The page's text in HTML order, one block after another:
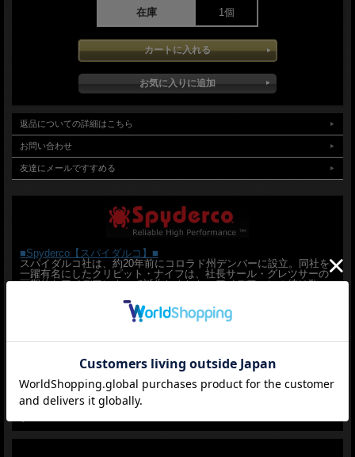
スパイダルコ社はセージの売上の5％を米アルツハイマー協会に寄付しております
Crucible Industries社の粉末冶金ハイス。高バナジウム & コバルト含有で「高硬
度」「高耐摩耗性」ナイフ用途では 極限の硬さと比類なき刃持ち を発揮
Sulfur (S):0.03
Vanadium (V):9.50
軽快なコンプレッションロックフォルダー
在庫 1個
返品についての詳細はこちら
お問い合わせ
友達にメールですすめる
■Spyderco【スパイダルコ】■
スパイダルコ社は、約20年前にコロラド州デンバーに設立。同社を
一躍有名にしたクリピット・ナイフは、社長サール・グレツサーの
画期的なアイデアによって誕生しました。アイデアマンの彼は数々
ードに穴を開けた新円のデザインは、同社がパテントを取得してお
り、ワンハンドでのブレードのオープンクローズもスタッドを取り
付けたタイプと違ってかさばらなくスマートに行えます。同社は波
しいメーカーですがデザイン、品質ともに高く、精力的にラインナ
登頂隊とアメリカのエベレスト登頂隊が、ともにスパイダルコナイ
ます！
**スパイダルコは偽物が一番多いブランドです。特にご注意くださ